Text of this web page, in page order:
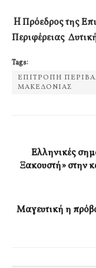
HΠρόεδρος της
Περιφέρειας
Tags:
ΕΠΙΤΡΟΠΗ
ΜΑΚΕΔΟΝΙΑΣ
Ελληνικές
Ξακουστή» στην
Μαγευτική η